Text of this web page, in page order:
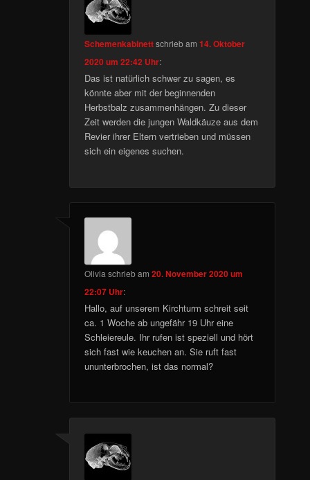
Schemenkabinettschriebam14. Oktober
2020 um 22:42 Uhr:
Das ist natürlich schwer zu sagen, es
könnte aber mit der beginnenden
Herbstbalz zusammenhängen. Zu dieser
Zeit werden die jungen Waldkäuze aus dem
Revier ihrer Eltern vertrieben und müssen
sich ein eigenes suchen.
Olivia schriebam20. November 2020 um
22:07 Uhr:
Hallo, auf unserem Kirchturm schreit seit
ca. 1 Woche ab ungefähr 19 Uhr eine
Schleiereule. Ihr rufen ist speziell und hört
sich fast wie keuchen an. Sie ruft fast
ununterbrochen, ist das normal?